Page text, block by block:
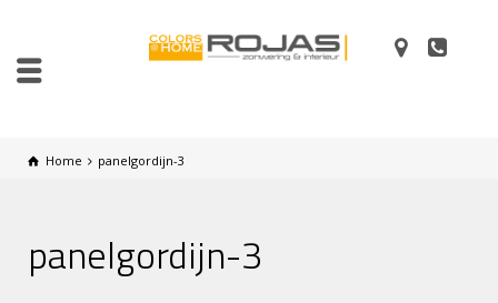
Home panelgordijn-3
panelgordijn-3